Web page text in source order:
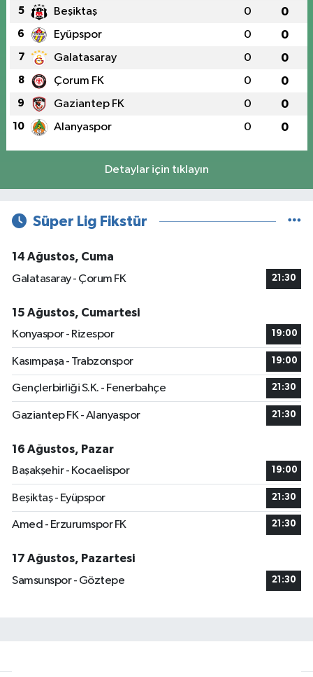
5 Beşiktaş 0 0
6 Eyüpspor 0 0
7 Galatasaray 0 0
8 Çorum FK 0 0
9 Gaziantep FK 0 0
10 Alanyaspor 0 0
Detaylar için tıklayın
Süper Lig Fikstür
14 Ağustos, Cuma
Galatasaray - Çorum FK
21:30
15 Ağustos, Cumartesi
Konyaspor - Rizespor
19:00
Kasımpaşa - Trabzonspor 19:00
Gençlerbirliği S.K. - Fenerbahçe 21:30
Gaziantep FK - Alanyaspor 21:30
16 Ağustos, Pazar
Başakşehir - Kocaelispor
19:00
Beşiktaş - Eyüpspor 21:30
Amed - Erzurumspor FK 21:30
17 Ağustos, Pazartesi
Samsunspor - Göztepe
21:30